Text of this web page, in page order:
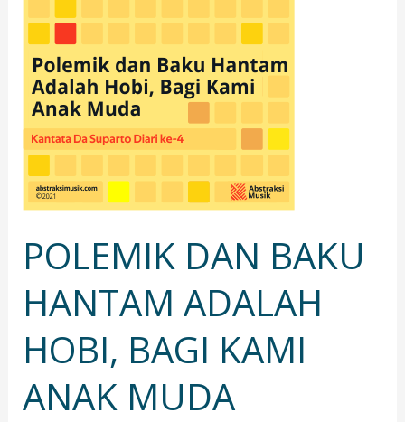
POLEMIK DAN BAKU
HANTAM ADALAH
HOBI, BAGI KAMI
ANAK MUDA
HANTAM
ADALAH
HOBI,
BAGI
KAMI
ANAK
MUDA